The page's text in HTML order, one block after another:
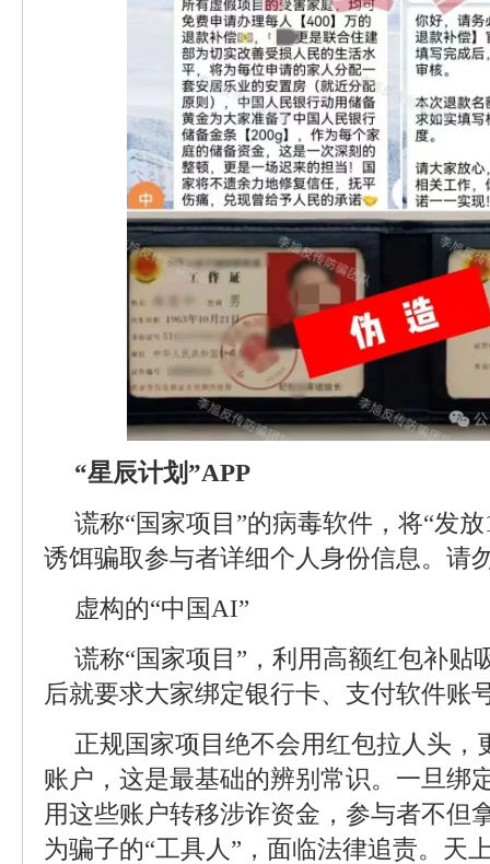
“星辰计划”APP
谎称“国家项目”的病毒软件，将“发
诱饵骗取参与者详细个人身份信息。请
虚构的“中国AI”
谎称“国家项目”，利用高额红包补贴
后就要求大家绑定银行卡、支付软件账
正规国家项目绝不会用红包拉人头，
账户，这是最基础的辨别常识。一旦绑
用这些账户转移涉诈资金，参与者不但
为骗子的“工具人”，面临法律追责。天